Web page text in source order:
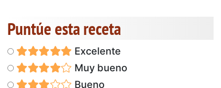
Puntúe esta receta
Excelente
Muy bueno
Bueno